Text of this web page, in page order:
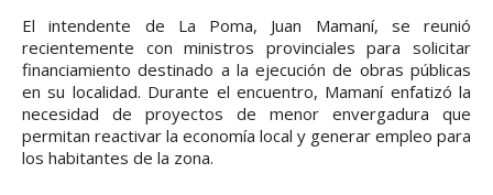
El intendente de La Poma, Juan Mamaní, se reunió
recientemente con ministros provinciales para solicitar
financiamiento destinado a la ejecución de obras públicas
en su localidad. Durante el encuentro, Mamaní enfatizó la
necesidad de proyectos de menor envergadura que
permitan reactivar la economía local y generar empleo para
los habitantes de la zona.